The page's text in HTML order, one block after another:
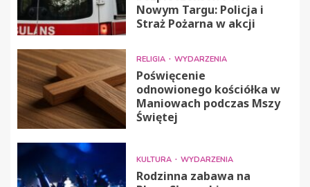
Nowym Targu: Policja i
Straż Pożarna w akcji
RELIGIA WYDARZENIA
Poświęcenie
odnowionego kościółka w
Maniowach podczas Mszy
Świętej
KULTURA WYDARZENIA
Rodzinna zabawa na